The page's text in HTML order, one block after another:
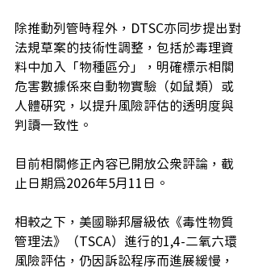
除推動列管時程外，DTSC亦同步提出對
法規草案的技術性調整，包括於毒理資
料中加入「物種區分」，明確標示相關
危害數據係來自動物實驗（如鼠類）或
人體研究，以提升風險評估的透明度與
判讀一致性。
目前相關修正內容已開放公眾評論，截
止日期為2026年5月11日。
相較之下，美國聯邦層級依《毒性物質
管理法》（TSCA）進行的1,4-二氧六環
風險評估，仍因訴訟程序而進展緩慢，